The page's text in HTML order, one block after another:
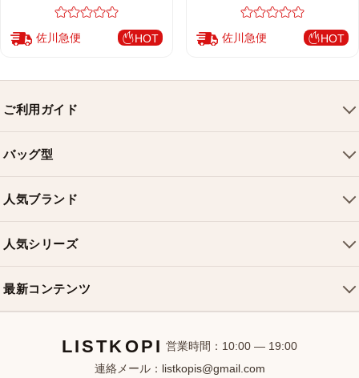
佐川急便 HOT 佐川急便 HOT
ご利用ガイド
配送について
返品・交換
お問い合わせ
バッグ型
ショルダーバッグ
クロスボディバッグ
ミニバッグ
バケットバッグ
人気ブランド
シャネルバッグ
ディオールバッグ
人気シリーズ
最新コンテンツ
新着アイテムLISTKOPI 営業時間：10:00 — 19:00
連絡メール： listkopis@gmail.com